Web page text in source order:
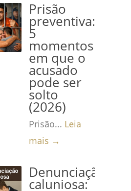
Prisão
preventiva:
5
momentos
em que o
acusado
pode ser
solto
(2026)
Prisão... Leia
mais →
Denunciação
caluniosa: